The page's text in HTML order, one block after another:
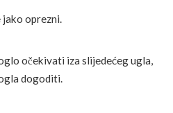
jako oprezni.
očekivati iza slijedećeg ugla,
dogoditi.